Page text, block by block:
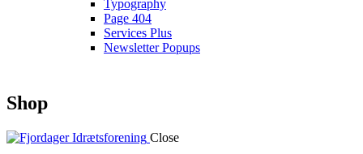
Typography
Page 404
Services Plus
Newsletter Popups
Shop
Close